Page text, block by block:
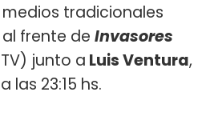
tradicionales
frente de Invasores
junto a Luis Ventura,
las 23:15 hs.